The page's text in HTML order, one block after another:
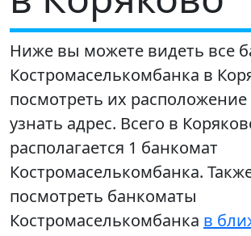
Ниже вы можете видеть все
Костромаселькомбанка в
посмотреть их расположение
узнать адрес. Всего в
располагается 1 банкомат
Костромаселькомбанка.
посмотреть банкоматы
Костромаселькомбанка в